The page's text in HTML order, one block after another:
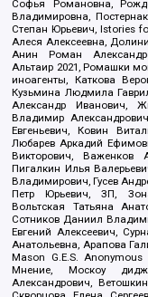
Софья Романовна,
Владимировна,
Степан Юрьевич, Istories
Алеся Алексеевна,
Анин Роман
Альтаир 2021, Ромашки
иноагенты, Каткова
Кузьмина Людмила
Александр Иванович,
Владимир
Евгеньевич, Ковин
Любарев Аркадий
Викторович, Важенков
Пигалкин Илья
Владимирович, Гусев
Петр Юрьевич, ЗП,
Вольтская Татьяна
Сотников Даниил
Евгений Алексеевич,
Анатольевна, Арапова
Mason G.E.S.
Мнение, Москоу
Александрович,